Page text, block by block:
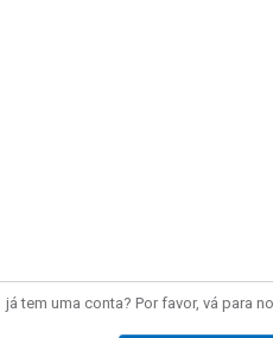
já tem uma conta? Por favor, vá para